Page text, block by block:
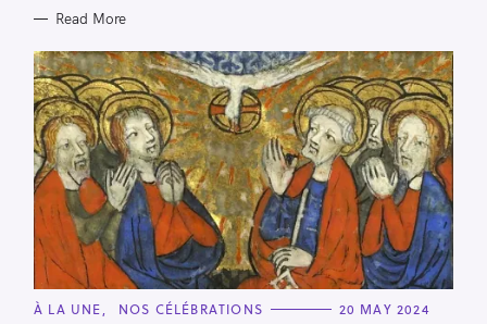
Read More
C
À LA UNE NOS CÉLÉBRATIONS 20 MAY 2024